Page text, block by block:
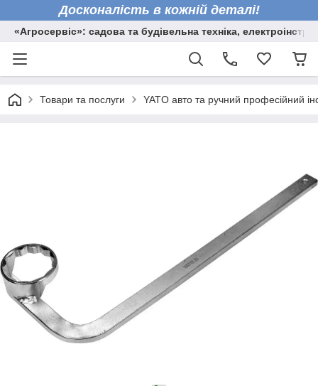
Досконалість в кожній деталі!
«Агросервіс»: садова та будівельна техніка,
Товари та послуги YATO авто та ручний професійний